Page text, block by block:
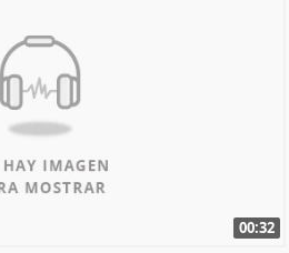
00:32